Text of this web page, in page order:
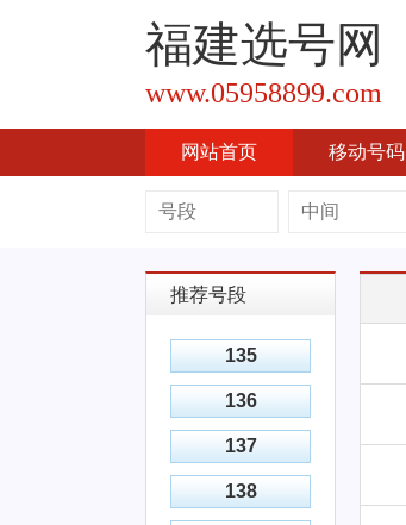
福建选号网
www.05958899.com
网站首页 移动号码
推荐号段
135
136
137
138